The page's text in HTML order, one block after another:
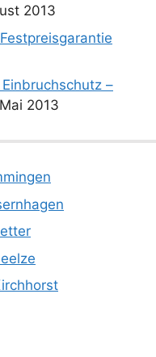
2013
–
2013